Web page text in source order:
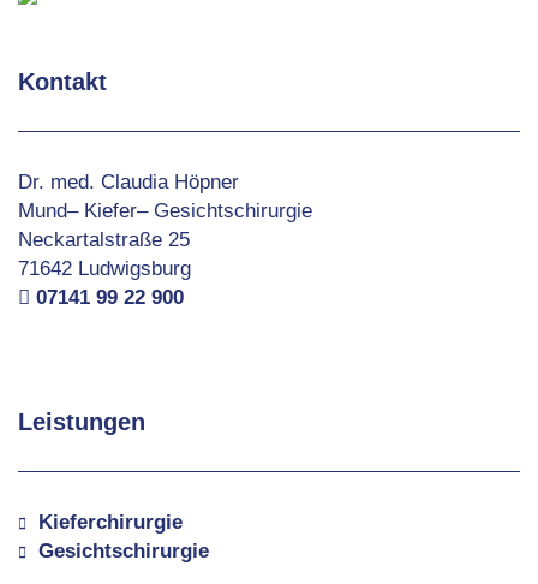
Kontakt
Dr. med. Claudia Höpner
Mund– Kiefer– Gesichtschirurgie
Neckartalstraße 25
71642 Ludwigsburg
07141 99 22 900
Leistungen
Kieferchirurgie
Gesichtschirurgie